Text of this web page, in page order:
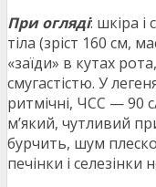
При огляді: шкіра і
тіла (зріст 160 см,
«заїди» в кутах
смугастістю. У
ритмічні, ЧСС — 90
м’який, чутливий
бурчить, шум
печінки і селезінки